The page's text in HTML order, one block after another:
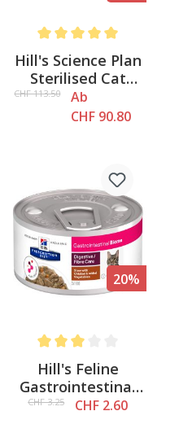
5 starsAverage rating of 5 out of
Hill's Science Plan
Sterilised Cat
Young Adult,
Chicken
CHF 113.50
Ab
CHF 90.80
20%
Hill's Feline
Gastrointestinal
Biome, 82g
CHF 3.25 CHF 2.60